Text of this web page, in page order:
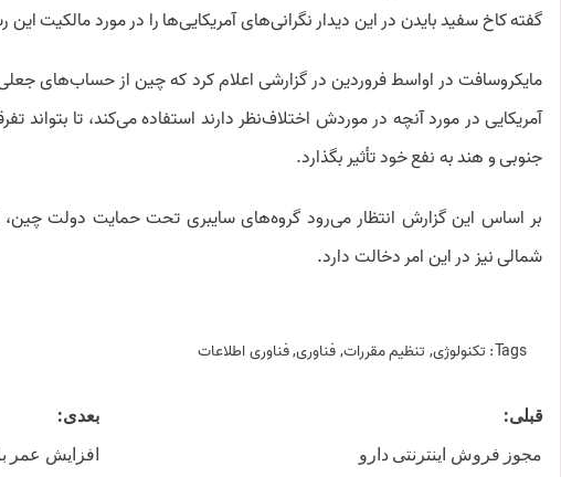
گفته کاخ سفید بایدن در این دیدار نگرانی‌های آمریکایی‌ها را در مورد مالکیت
مایکروسافت در اواسط فروردین در گزارشی اعلام کرد که چین از حساب‌های
آمریکایی در مورد آنچه در موردش اختلاف‌نظر دارند استفاده می‌کند، تا بتواند
جنوبی و هند به نفع خود تأثیر بگذارد.
شمالی نیز در این امر دخالت دارد.
Tags: تکنولوژی, تنظیم مقررات,فناوری,فناوری اطلاعات
Post
navigation
قبلی:
مجوز فروش اینترنتی دارو
بعدی:
افزایش عمر